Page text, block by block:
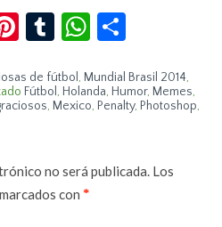
Pinterest
TumblrWhatsApp
de fútbol , Mundial Brasil 2014,
Fútbol , Holanda, Humor, Memes,
, Mexico, Penalty, Photoshop,
no será publicada. Los
con*